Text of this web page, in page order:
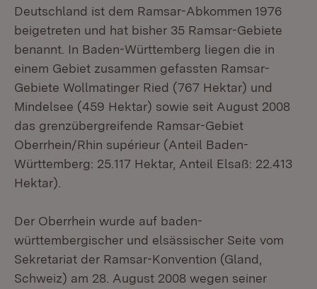
Deutschland ist dem Ramsar-Abkommen 1976
beigetreten und hat bisher 35 Ramsar-Gebiete
benannt. In Baden-Württemberg liegen die in
einem Gebiet zusammen gefassten Ramsar-
Gebiete Wollmatinger Ried (767 Hektar) und
Mindelsee (459 Hektar) sowie seit August 2008
das grenzübergreifende Ramsar-Gebiet
Oberrhein/Rhin supérieur (Anteil Baden-
Württemberg: 25.117 Hektar, Anteil Elsaß: 22.413
Hektar).
Der Oberrhein wurde auf baden-
württembergischer und elsässischer Seite vom
Sekretariat der Ramsar-Konvention (Gland,
Schweiz) am 28. August 2008 wegen seiner